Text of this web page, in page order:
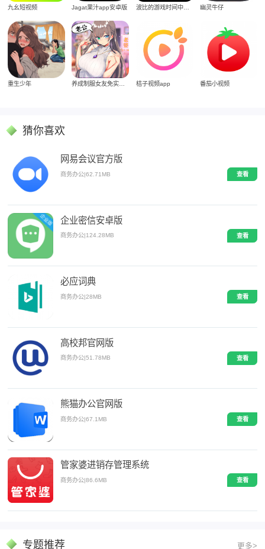
九幺短视频 Jagat果汁app安卓版 波比的游戏时间中文版 幽灵牛仔
重生少年 养成制服女友免实名制安装 桔子视频app 番茄小视频
猜你喜欢
网易会议官方版
商务办公|62.71MB 查看
企业密信安卓版
商务办公 124.28MB 查看
必应词典
商务办公|28MB 查看
高校邦官网版
商务办公|51.78MB 查看
熊猫办公官网版
商务办公|67.1MB 查看
管家婆进销存管理系统
商务办公|86.6MB 查看
专题推荐 更多>